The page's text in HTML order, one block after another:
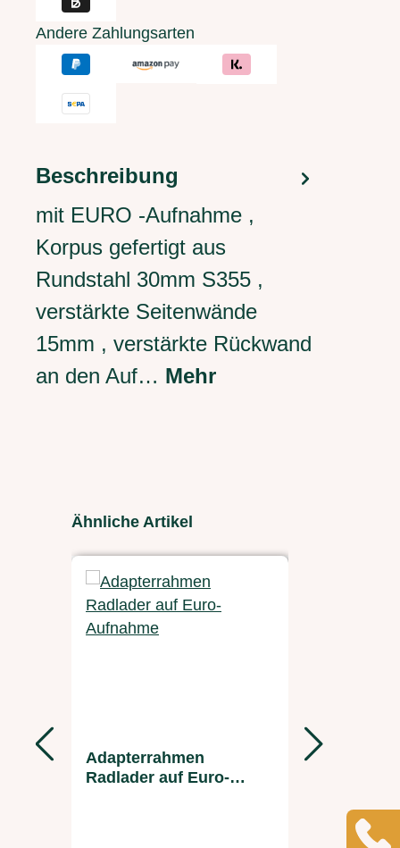
Andere Zahlungsarten
Beschreibung
mit EURO -Aufnahme ,
Korpus gefertigt aus
Rundstahl 30mm S355 ,
verstärkte Seitenwände
15mm , verstärkte Rückwand
an den Auf… Mehr
Produktgalerie überspringen
Ähnliche Artikel
Adapterrahmen
Radlader auf Euro-